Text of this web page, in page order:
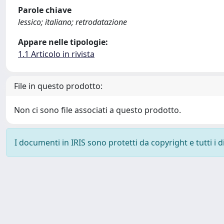
Parole chiave
lessico; italiano; retrodatazione
Appare nelle tipologie:
1.1 Articolo in rivista
File in questo prodotto:
Non ci sono file associati a questo prodotto.
I documenti in IRIS sono protetti da copyright e tutti i